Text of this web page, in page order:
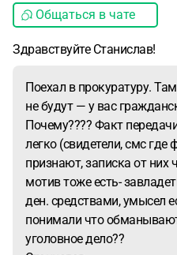
Общаться в чате
Здравствуйте Станислав!
Поехал в прокуратуру.
не будут — у вас
Почему???? Факт
легко (свидетели, смс где
признают, записка от них
мотив тоже есть-
ден. средствами, умысел
понимали что
уголовное дело??